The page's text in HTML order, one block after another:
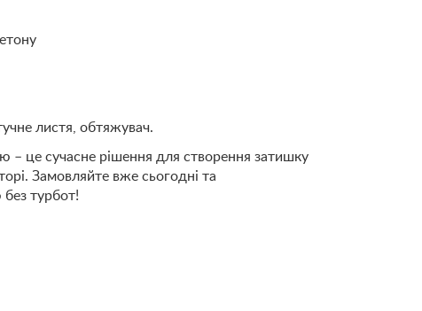
листя, обтяжувач.
– це сучасне рішення для створення затишку
Замовляйте вже сьогодні та
турбот!